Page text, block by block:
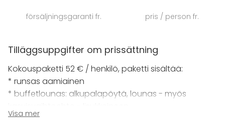
tuumainen televisioruutu (Hdmi-liitäntä)
äänentoistolla, Wi-Fi (100 Mbit) sekä valko- ja
försäljningsgaranti fr. pris / person fr.
Tilläggsuppgifter om prissättning
Kokouspaketti 52 € / henkilö, paketti sisältää:
* runsas aamiainen
* buffetlounas: alkupalapöytä, lounas - myös
* kahvi, tee ja jälkiruoka
Visa mer